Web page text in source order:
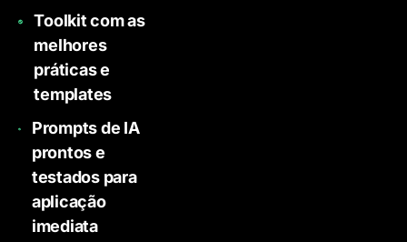
Toolkit com as
melhores
práticas e
templates
Prompts de IA
prontos e
testados para
aplicação
imediata